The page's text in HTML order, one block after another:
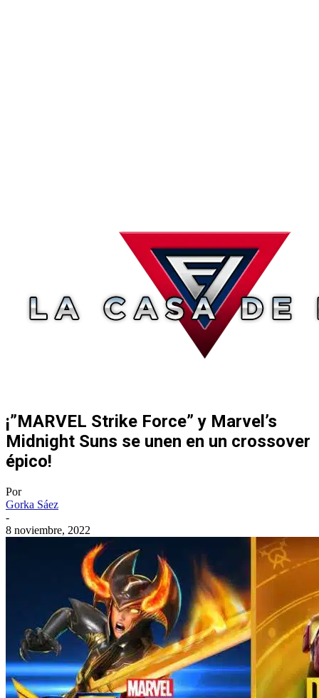
¡”MARVEL Strike Force” y Marvel’s
Midnight Suns se unen en un crossover
épico!
Por
Gorka Sáez
-
8 noviembre, 2022